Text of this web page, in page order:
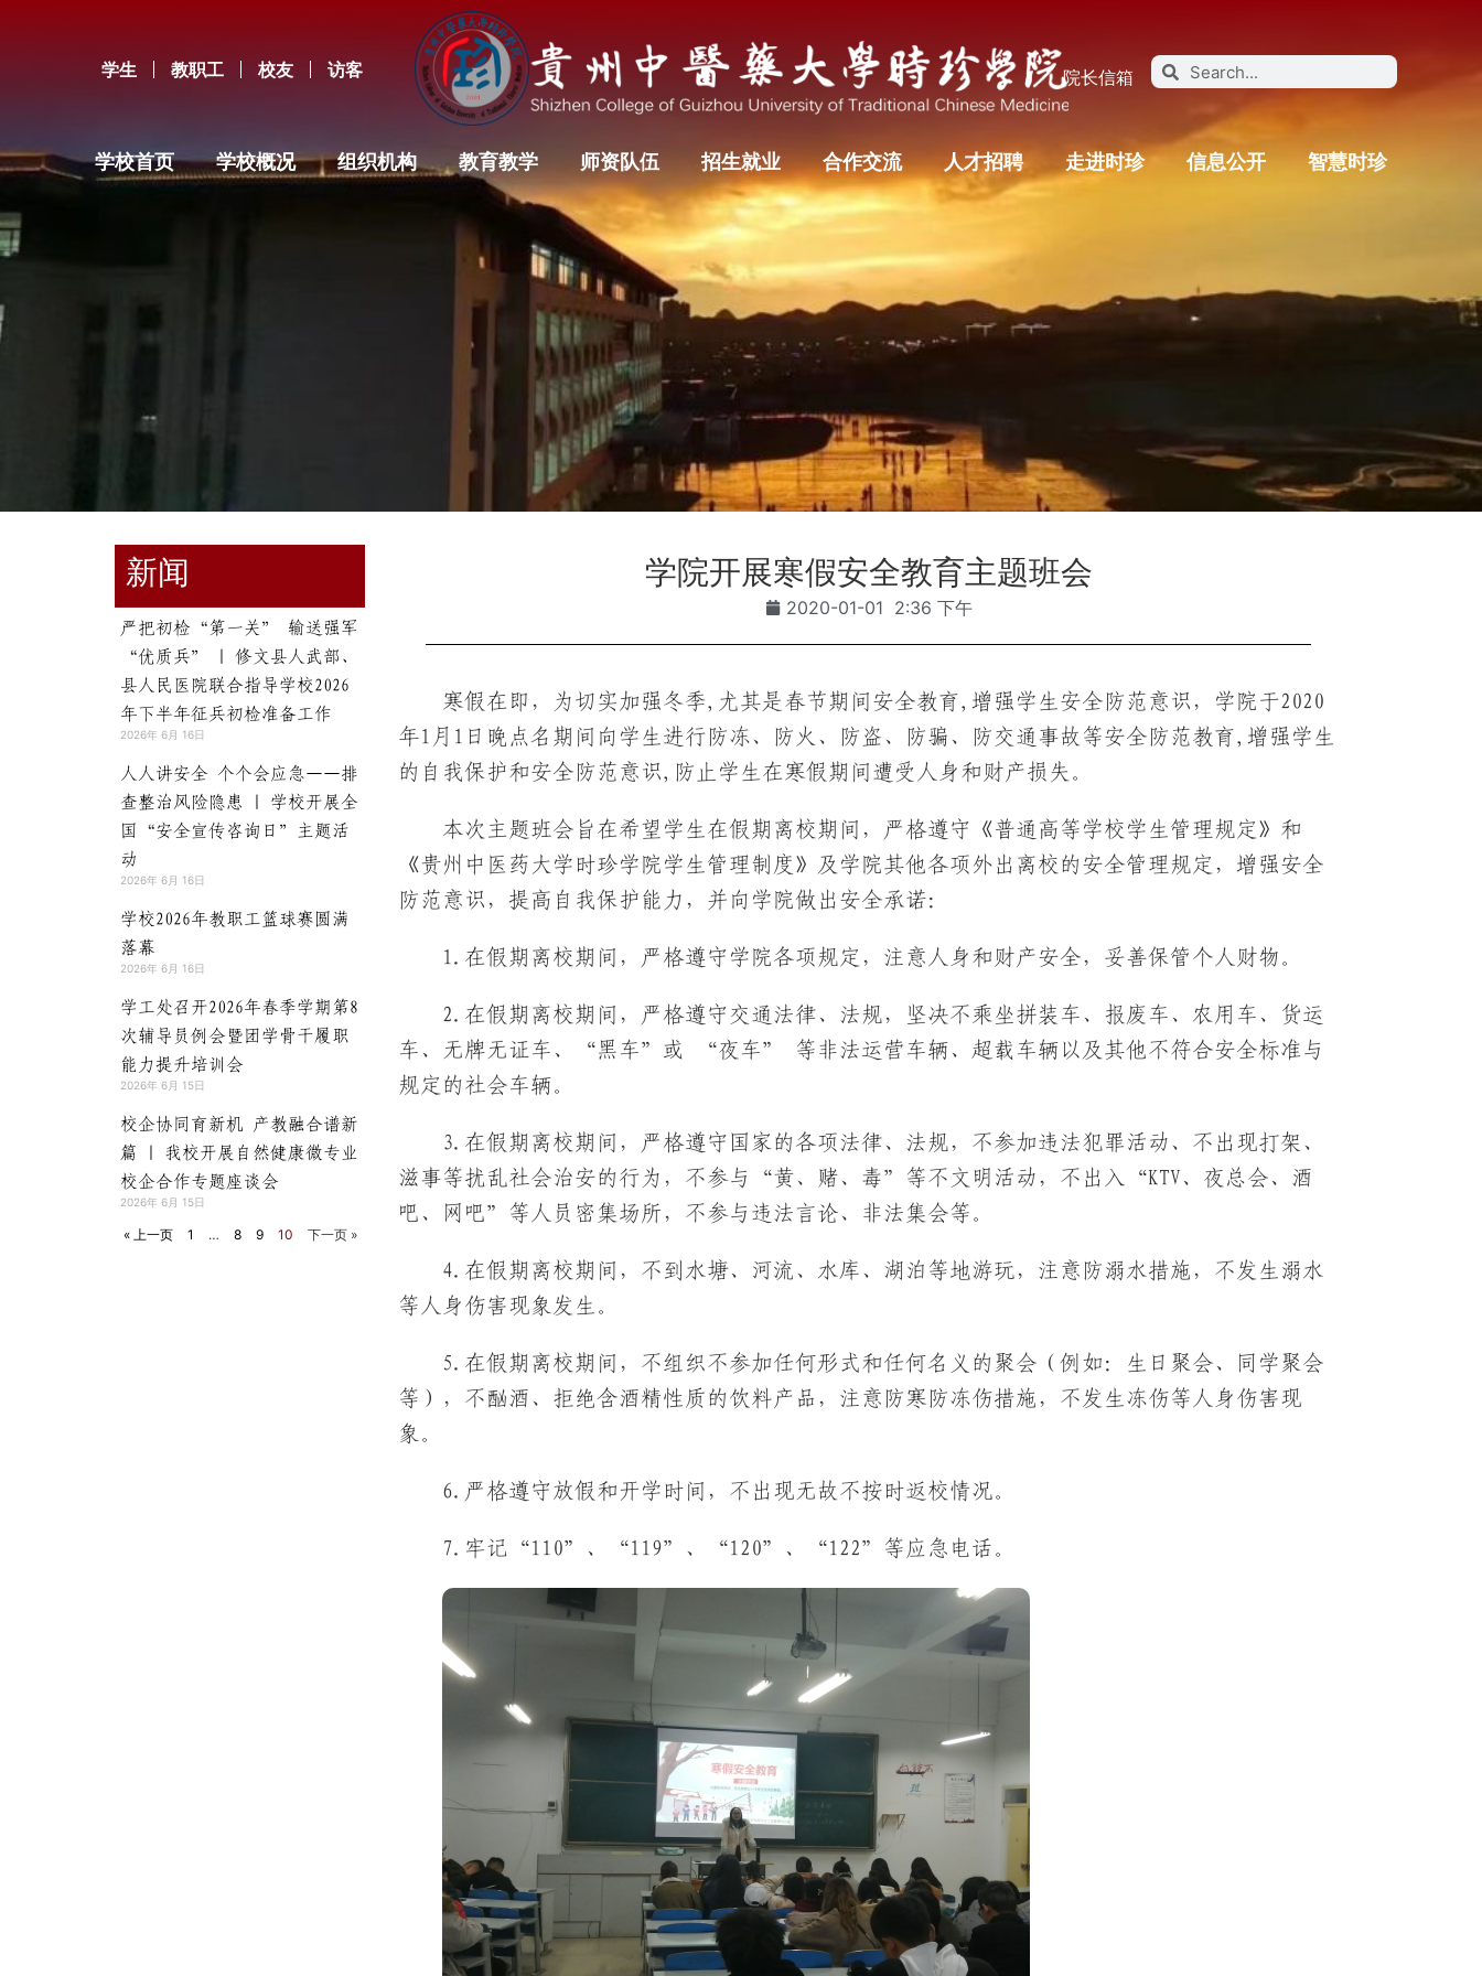
学生 教职工 校友 访客 院长信箱
学校首页 学校概况 组织机构 教育教学 师资队伍 招生就业 合作交流 人才招聘 走进时珍 信息公开 智慧时珍
新闻
严把初检“第一关” 输送强军
“优质兵” | 修文县人武部、
县人民医院联合指导学校2026
年下半年征兵初检准备工作
2026年 6月 16日
人人讲安全 个个会应急——排
查整治风险隐患 | 学校开展全
国“安全宣传咨询日”主题活
动
2026年 6月 16日
学校2026年教职工篮球赛圆满
落幕
2026年 6月 16日
学工处召开2026年春季学期第8
次辅导员例会暨团学骨干履职
能力提升培训会
2026年 6月 15日
校企协同育新机 产教融合谱新
篇 | 我校开展自然健康微专业
校企合作专题座谈会
2026年 6月 15日
« 上一页 1 … 8 9 10 下一页 »
学院开展寒假安全教育主题班会
2020-01-01 2:36 下午
寒假在即，为切实加强冬季,尤其是春节期间安全教育,增强学生安全防范意识，学院于2020
年1月1日晚点名期间向学生进行防冻、防火、防盗、防骗、防交通事故等安全防范教育,增强学生
的自我保护和安全防范意识,防止学生在寒假期间遭受人身和财产损失。
本次主题班会旨在希望学生在假期离校期间，严格遵守《普通高等学校学生管理规定》和
《贵州中医药大学时珍学院学生管理制度》及学院其他各项外出离校的安全管理规定，增强安全
防范意识，提高自我保护能力，并向学院做出安全承诺：
1.在假期离校期间，严格遵守学院各项规定，注意人身和财产安全，妥善保管个人财物。
2.在假期离校期间，严格遵守交通法律、法规，坚决不乘坐拼装车、报废车、农用车、货运
车、无牌无证车、“黑车”或 “夜车” 等非法运营车辆、超载车辆以及其他不符合安全标准与
规定的社会车辆。
3.在假期离校期间，严格遵守国家的各项法律、法规，不参加违法犯罪活动、不出现打架、
滋事等扰乱社会治安的行为，不参与“黄、赌、毒”等不文明活动，不出入“KTV、夜总会、酒
吧、网吧”等人员密集场所，不参与违法言论、非法集会等。
4.在假期离校期间，不到水塘、河流、水库、湖泊等地游玩，注意防溺水措施，不发生溺水
等人身伤害现象发生。
5.在假期离校期间，不组织不参加任何形式和任何名义的聚会（例如：生日聚会、同学聚会
等），不酗酒、拒绝含酒精性质的饮料产品，注意防寒防冻伤措施，不发生冻伤等人身伤害现
象。
6.严格遵守放假和开学时间，不出现无故不按时返校情况。
7.牢记“110”、“119”、“120”、“122”等应急电话。